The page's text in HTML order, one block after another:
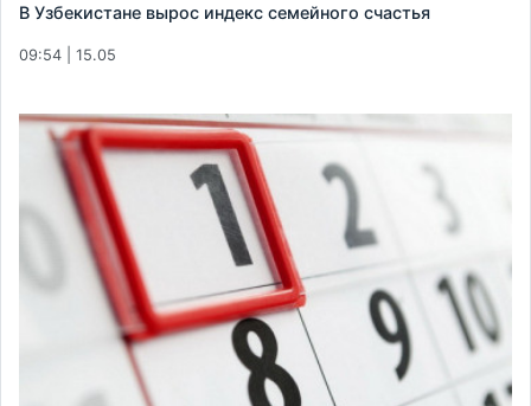
В Узбекистане вырос индекс семейного счастья
09:54 | 15.05